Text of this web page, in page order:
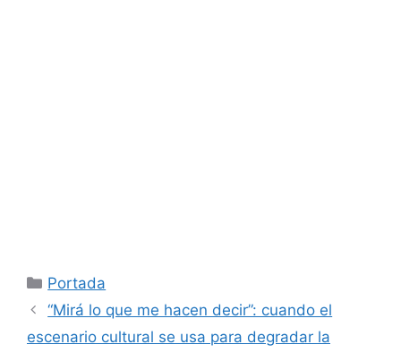
Categorías
Portada
“Mirá lo que me hacen decir”: cuando el
escenario cultural se usa para degradar la